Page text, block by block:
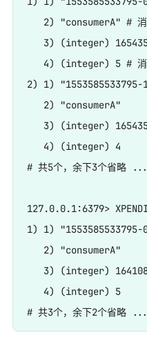
2) "consumerA" #
3) (integer)
4) (integer) 5 # 消
2) 1) "1553585533795-
   2) "consumerA"
3) (integer)
   4) (integer) 4
# 共5个，余下3个省略 ...
127.0.0.1:6379>
1) 1) "1553585533795-
   2) "consumerA"
3) (integer)
   4) (integer) 5